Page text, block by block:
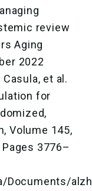
review
Aging
2022
et al.
for
Volume 145,
3776–
Documents/